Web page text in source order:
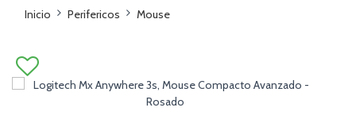
Inicio Perifericos Mouse